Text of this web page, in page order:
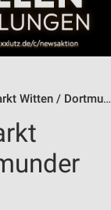
Straße 21 - Öffnungszeiten & Adresse